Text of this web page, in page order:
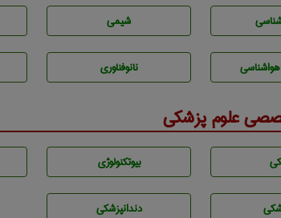
شيمی
نانوفناوری
علوم پزشکی
بيوتكنولوژی
دندانپزشكی